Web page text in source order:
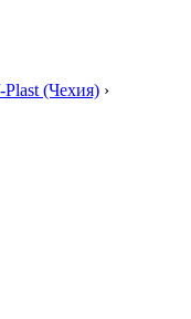
(Чехия) ›